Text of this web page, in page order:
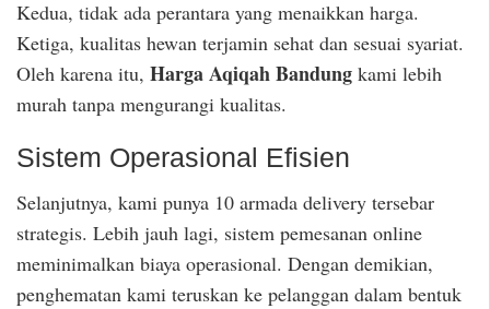
Kedua, tidak ada perantara yang menaikkan harga.
Ketiga, kualitas hewan terjamin sehat dan sesuai syariat.
Oleh karena itu, Harga Aqiqah Bandung kami lebih
murah tanpa mengurangi kualitas.
Sistem Operasional Efisien
Selanjutnya, kami punya 10 armada delivery tersebar
strategis. Lebih jauh lagi, sistem pemesanan online
meminimalkan biaya operasional. Dengan demikian,
penghematan kami teruskan ke pelanggan dalam bentuk